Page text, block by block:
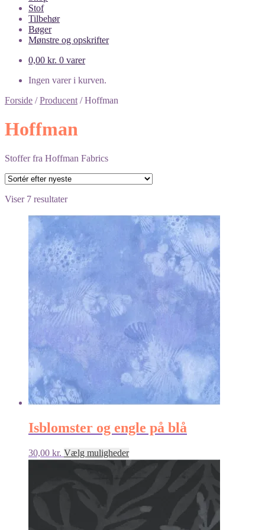
Stof
Tilbehør
Bøger
Mønstre og opskrifter
0,00 kr. 0 varer
Ingen varer i kurven.
Forside /Producent /Hoffman
Hoffman
Stoffer fra Hoffman Fabrics
Viser 7 resultaterSorteret
Isblomster og engle på blå
30,00 kr. Vælg mulighederDette
vare
varianter.
Mulighederne
kan
vælges